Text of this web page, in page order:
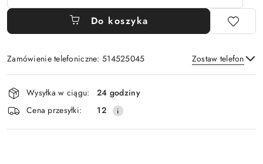
Do koszyka
Zamówienie telefoniczne: 514525045 Zostaw telefon
Wyślij
Dostępność
i
dostawa
Wysyłka w ciągu:
24 godziny
Cena przesyłki:
12